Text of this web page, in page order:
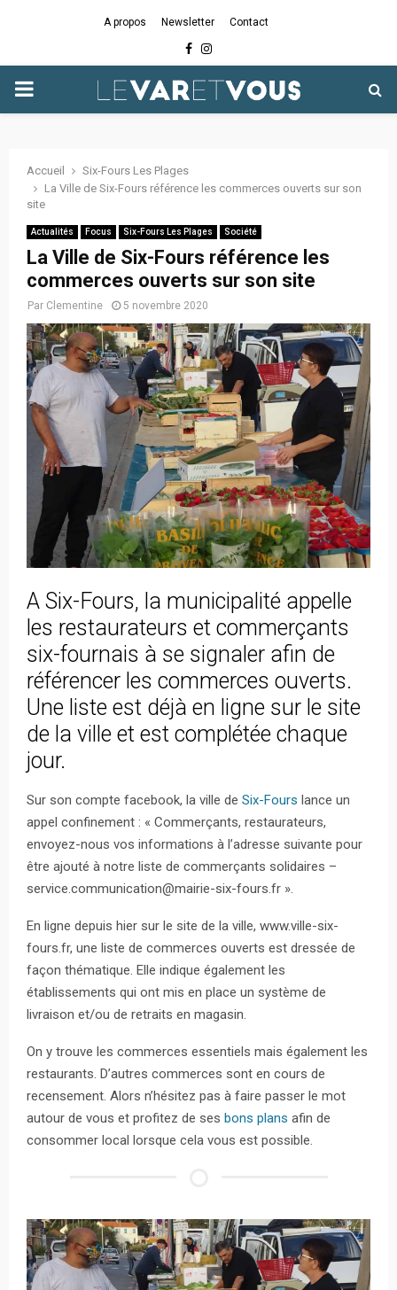
A propos Newsletter Contact
Facebook
Instagram
PRIMARY
Accueil
Six-Fours Les Plages
La Ville de Six-Fours référence les commerces ouverts sur son
site
Actualités Focus Six-Fours Les Plages Société
La Ville de Six-Fours référence les
commerces ouverts sur son site
Par Clementine 5 novembre 2020
A Six-Fours, la municipalité appelle
les restaurateurs et commerçants
six-fournais à se signaler afin de
référencer les commerces ouverts.
Une liste est déjà en ligne sur le site
de la ville et est complétée chaque
jour.
Sur son compte facebook, la ville de Six-Fours lance un
appel confinement : « Commerçants, restaurateurs,
envoyez-nous vos informations à l’adresse suivante pour
être ajouté à notre liste de commerçants solidaires –
service.communication@mairie-six-fours.fr ».
En ligne depuis hier sur le site de la ville, www.ville-six-
fours.fr, une liste de commerces ouverts est dressée de
façon thématique. Elle indique également les
établissements qui ont mis en place un système de
livraison et/ou de retraits en magasin.
On y trouve les commerces essentiels mais également les
restaurants. D’autres commerces sont en cours de
recensement. Alors n’hésitez pas à faire passer le mot
autour de vous et profitez de ses bons plans afin de
consommer local lorsque cela vous est possible.